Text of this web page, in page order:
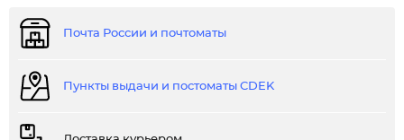
Почта России и почтоматы
Пункты выдачи и постоматы CDEK